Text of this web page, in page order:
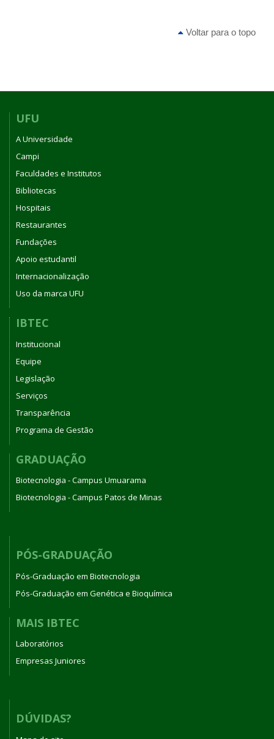
Voltar para o topo
UFU
A Universidade
Campi
Faculdades e Institutos
Bibliotecas
Hospitais
Restaurantes
Fundações
Apoio estudantil
Internacionalização
Uso da marca UFU
IBTEC
Institucional
Equipe
Legislação
Serviços
Transparência
Programa de Gestão
GRADUAÇÃO
Biotecnologia - Campus Umuarama
Biotecnologia - Campus Patos de Minas
PÓS-GRADUAÇÃO
Pós-Graduação em Biotecnologia
Pós-Graduação em Genética e Bioquímica
MAIS IBTEC
Laboratórios
Empresas Juniores
DÚVIDAS?